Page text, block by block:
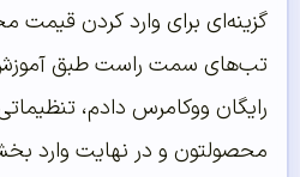
گزینه‌ای برای وارد کردن قیمت
تب‌های سمت راست طبق
رایگان ووکامرس دادم،
محصولتون و در نهایت وارد